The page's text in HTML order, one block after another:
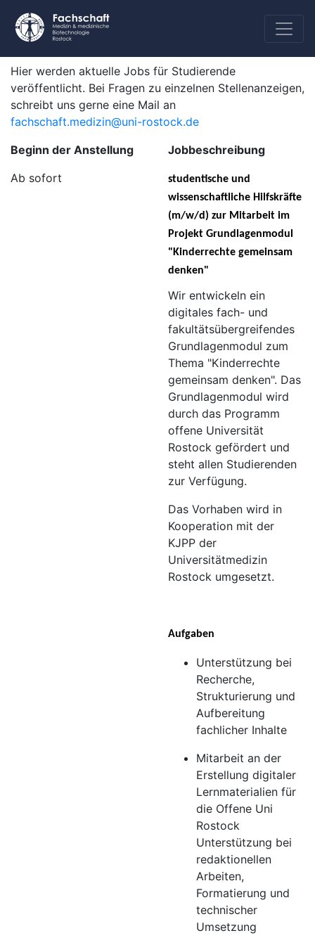
Hier werden aktuelle Jobs für Studierende
veröffentlicht. Bei Fragen zu einzelnen Stellenanzeigen,
schreibt uns gerne eine Mail an
fachschaft.medizin@uni-rostock.de
Beginn der Anstellung
Ab sofort
Jobbeschreibung
studentische und
wissenschaftliche Hilfskräfte
(m/w/d) zur Mitarbeit im
Projekt Grundlagenmodul
"Kinderrechte gemeinsam
denken"
Wir entwickeln ein
digitales fach- und
fakultätsübergreifendes
Grundlagenmodul zum
Thema "Kinderrechte
gemeinsam denken". Das
Grundlagenmodul wird
durch das Programm
offene Universität
Rostock gefördert und
steht allen Studierenden
zur Verfügung.
Das Vorhaben wird in
Kooperation mit der
KJPP der
Universitätmedizin
Rostock umgesetzt.
Aufgaben
Unterstützung bei
Recherche,
Strukturierung und
Aufbereitung
fachlicher Inhalte
Mitarbeit an der
Erstellung digitaler
Lernmaterialien für
die Offene Uni
Rostock
Unterstützung bei
redaktionellen
Arbeiten,
Formatierung und
technischer
Umsetzung